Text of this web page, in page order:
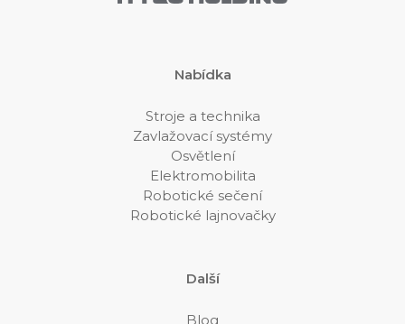
Nabídka
Stroje a technika
Zavlažovací systémy
Osvětlení
Elektromobilita
Robotické sečení
Robotické lajnovačky
Další
Blog